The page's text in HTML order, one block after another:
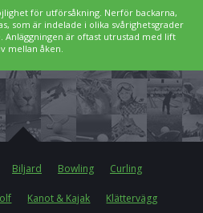
för utförsåkning. Nerför backarna,
som är indelade i olika svårighetsgrader
Anläggningen är oftast utrustad med lift
mellan åken.
Biljard Bowling Curling
Kanot & Kajak Klättervägg